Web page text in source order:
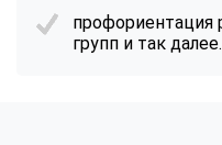
профориентация
групп и так далее.